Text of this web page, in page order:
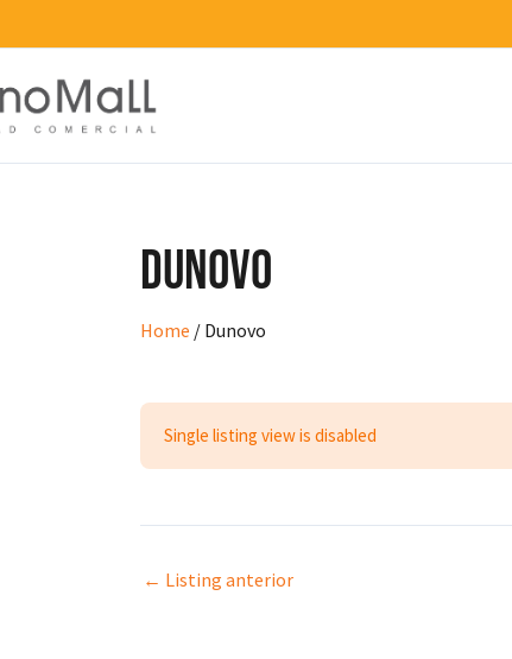
Dunovo
Home / Dunovo
Single listing view is disabled
← Listing anterior